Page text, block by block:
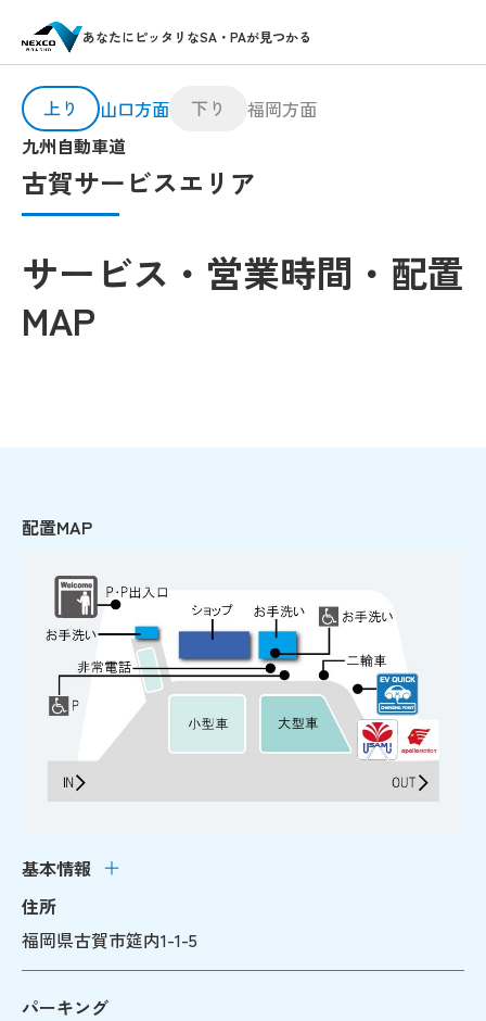
あなたにピッタリなSA・PAが見つかる
九州自動車道
古賀サービスエリア
上り 山口方面 下り 福岡方面
サービス・営業時間・配置
MAP
基本情報
住所
福岡県古賀市筵内1-1-5
パーキング
配置MAP